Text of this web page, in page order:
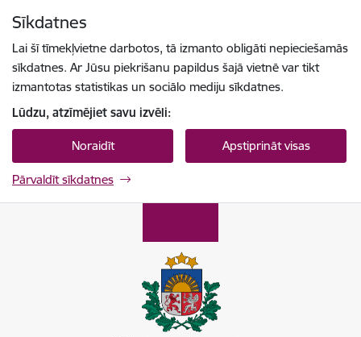
Sīkdatnes
Lai šī tīmekļvietne darbotos, tā izmanto obligāti nepieciešamās
sīkdatnes. Ar Jūsu piekrišanu papildus šajā vietnē var tikt
izmantotas statistikas un sociālo mediju sīkdatnes.
Lūdzu, atzīmējiet savu izvēli:
Noraidīt Apstiprināt visas
Pārvaldīt sīkdatnes